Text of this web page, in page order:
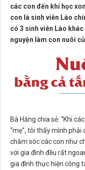
các con đến khi học
con là sinh viên Lào
có 3 sinh viên Lào
nguyện làm con nuôi
Bà Hằng chia sẻ: “Khi
“mẹ”, tôi thấy mình
chăm sóc các con như
với gia đình đều rất
gia đình thực hiện công